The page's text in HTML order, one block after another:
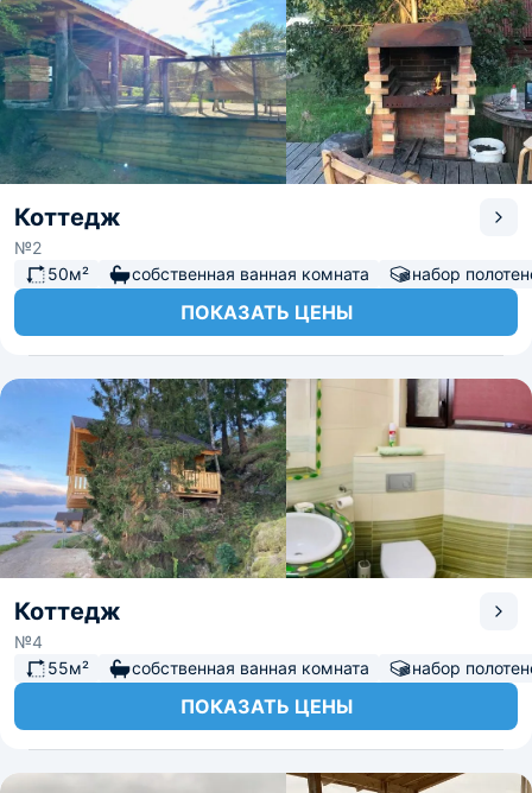
Коттедж
№2
50м²
собственная ванная комната набор
ПОКАЗАТЬ ЦЕНЫ
Коттедж
№4
55м²
собственная ванная комната набор
ПОКАЗАТЬ ЦЕНЫ